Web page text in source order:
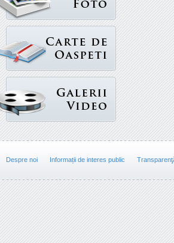
Despre noi Informații de interes public